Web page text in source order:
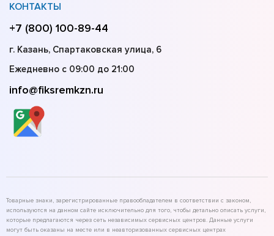
КОНТАКТЫ
+7 (800) 100-89-44
г. Казань, Спартаковская улица, 6
Ежедневно с 09:00 до 21:00
info@fiksremkzn.ru
Товарные знаки, зарегистрированные правообладателем в соответствии с законом,
используются на данном сайте исключительно для того, чтобы детально описать услуги,
которые предлагаются через сеть независимых сервисных центров. Данные услуги
могут быть оказаны на месте или в неавторизованных сервисных центрах